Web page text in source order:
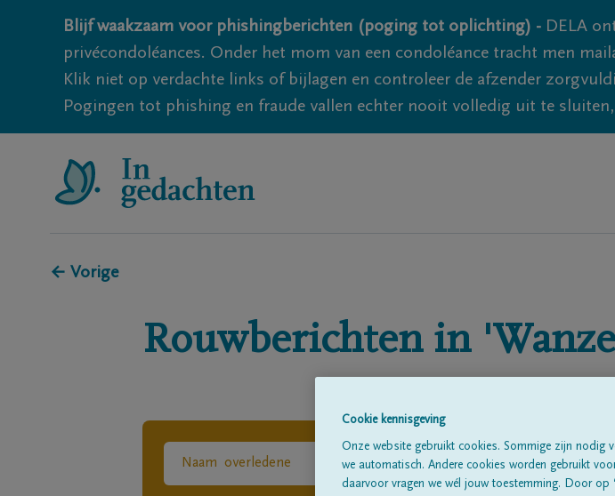
Blijf waakzaam voor phishingberichten (poging tot oplichting) - DELA
privécondoléances. Onder het mom van een condoléance tracht men
Klik niet op verdachte links of bijlagen en controleer de afzender
Pogingen tot phishing en fraude vallen echter nooit volledig uit te
← Vorige
Rouwberichten in
Cookie kennisgeving
Onze website gebruikt cookies. Sommige zijn nodig
we automatisch. Andere cookies worden gebruikt
daarvoor vragen we wél jouw toestemming. Door op